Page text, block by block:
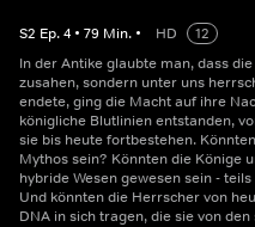
S2 Ep.4 • 79 Min. • HD
12
In der Antike glaubte man, dass
zusahen, sondern unter uns
endete, ging die Macht auf ihre
königliche Blutlinien entstanden,
sie bis heute fortbestehen.
Mythos sein? Könnten die Könige
hybride Wesen gewesen sein -
Und könnten die Herrscher von
DNA in sich tragen, die sie von